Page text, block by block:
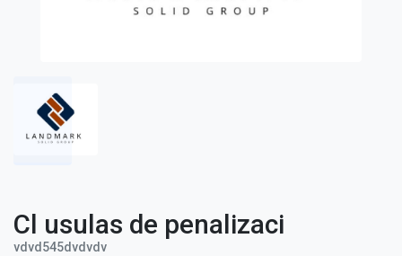
Cl usulas de penalizaci
vdvd545dvdvdv